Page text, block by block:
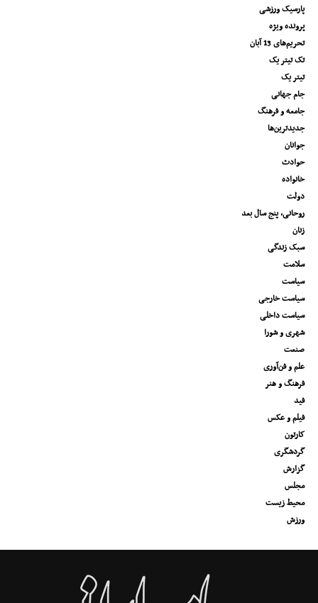
پارسیک ورزشی
پرونده ویژه
تحریم‌های 13 آبان
تک تیتر یک
تیتر یک
جام جهانی
جامعه و فرهنگ
جدیدترین‌ها
جوانان
حوادث
خانواده
دولت
روحانی، پنج سال بعد
زنان
سبک زندگی
سلامت
سیاست
سیاست خارجی
سیاست داخلی
شهری و شورا
صنعت
علم و فن‌آوری
فرهنگ و هنر
فید
فیلم و عکس
کارتون
گردشگری
گزارش
مجلس
محیط زیست
ورزش